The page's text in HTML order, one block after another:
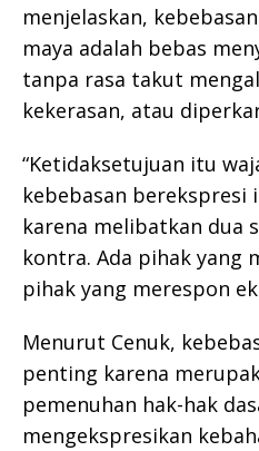
menjelaskan,
maya adalah bebas
tanpa rasa takut
kekerasan, atau
“Ketidaksetujuan itu
kebebasan berekspresi
karena melibatkan dua
kontra. Ada pihak yang
pihak yang merespon
Menurut Cenuk,
penting karena
pemenuhan hak-hak
mengekspresikan